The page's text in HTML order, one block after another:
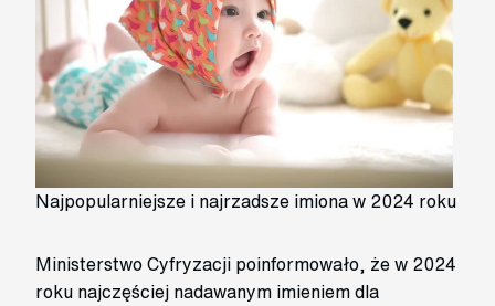
Najpopularniejsze i najrzadsze imiona w 2024 roku
Ministerstwo Cyfryzacji poinformowało, że w 2024
roku najczęściej nadawanym imieniem dla